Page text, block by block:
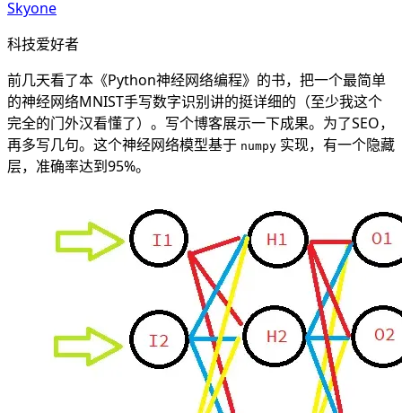
Skyone
科技爱好者
前几天看了本《Python神经网络编程》的书，把一个最简单
的神经网络MNIST手写数字识别讲的挺详细的（至少我这个
完全的门外汉看懂了）。写个博客展示一下成果。为了SEO，
再多写几句。这个神经网络模型基于 numpy 实现，有一个隐藏
层，准确率达到95%。